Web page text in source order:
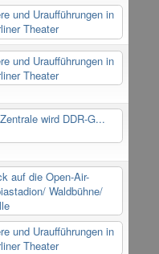
und Uraufführungen in
Theater
und Uraufführungen in
Theater
wird DDR-G...
auf die Open-Air-
Waldbühne/
und Uraufführungen in
Theater